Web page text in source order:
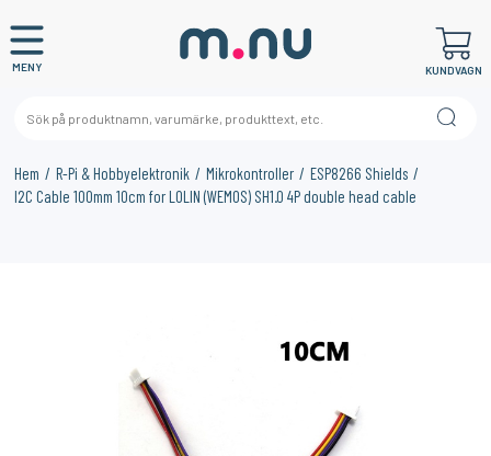
MENY KUNDVAGN
Hem R-Pi & Hobbyelektronik Mikrokontroller
ESP8266 Shields
I2C Cable 100mm 10cm for LOLIN (WEMOS) SH1.0 4P double head cable